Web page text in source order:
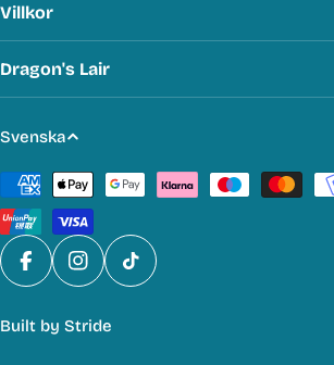
Villkor
Dragon's Lair
S
p
r
å
k
Svenska
Betalmetoder
FacebookInstagram
TikTok
Built by Stride